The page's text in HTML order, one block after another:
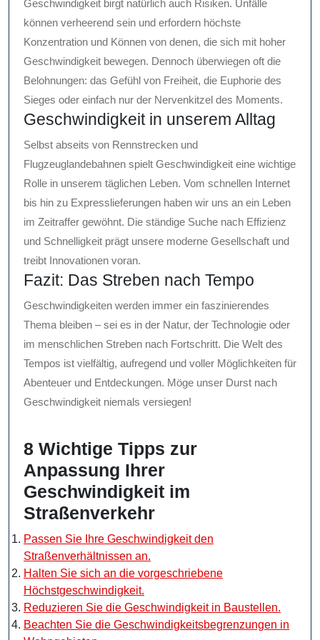
Geschwindigkeit birgt natürlich auch Risiken. Unfälle
können verheerend sein und erfordern höchste
Konzentration und Können von denen, die sich mit hoher
Geschwindigkeit bewegen. Dennoch überwiegen oft die
Belohnungen: das Gefühl von Freiheit, die Euphorie des
Sieges oder einfach nur der Nervenkitzel des Moments.
Geschwindigkeit in unserem Alltag
Selbst abseits von Rennstrecken und
Flugzeuglandebahnen spielt Geschwindigkeit eine wichtige
Rolle in unserem täglichen Leben. Vom schnellen Internet
bis hin zu Expresslieferungen haben wir uns an ein Leben
im Zeitraffer gewöhnt. Die ständige Suche nach Effizienz
und Schnelligkeit prägt unsere moderne Gesellschaft und
treibt Innovationen voran.
Fazit: Das Streben nach Tempo
Geschwindigkeiten werden immer ein faszinierendes
Thema bleiben – sei es in der Natur, der Technologie oder
im menschlichen Streben nach Fortschritt. Die Welt des
Tempos ist vielfältig, aufregend und voller Möglichkeiten für
Abenteuer und Entdeckungen. Möge unser Durst nach
Geschwindigkeit niemals versiegen!
8 Wichtige Tipps zur
Anpassung Ihrer
Geschwindigkeit im
Straßenverkehr
Passen Sie Ihre Geschwindigkeit den
Straßenverhältnissen an.
Halten Sie sich an die vorgeschriebene
Höchstgeschwindigkeit.
Reduzieren Sie die Geschwindigkeit in Baustellen.
Beachten Sie die Geschwindigkeitsbegrenzungen in